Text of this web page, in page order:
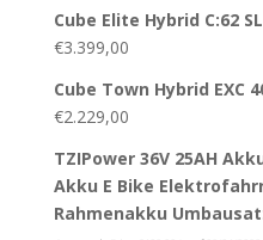
Cube Elite Hybrid C:62
€3.399,00
Cube Town Hybrid EXC
€2.229,00
TZIPower 36V 25AH
Akku E Bike
Rahmenakku